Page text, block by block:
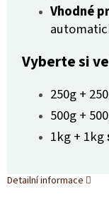
Vhodné
Vyberte si
250g +
500g +
1kg + 1kg
Detailní informace